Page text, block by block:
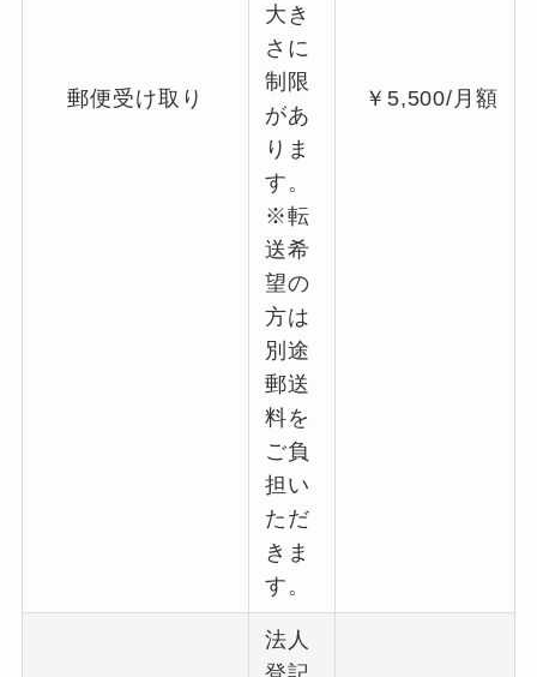
郵便受け取り
大き
さに
制限
があ
りま
す。
※転
送希
望の
方は
別途
郵送
料を
ご負
担い
ただ
きま
す。
￥5,500/月額
法人